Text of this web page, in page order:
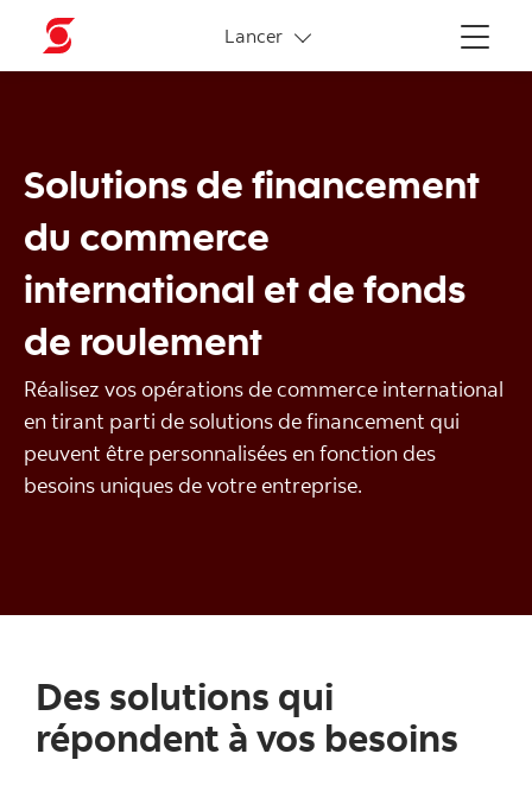
Menu
Lancer
Liens connexes
Solutions de financement
du commerce
international et de fonds
de roulement
Réalisez vos opérations de commerce international
en tirant parti de solutions de financement qui
peuvent être personnalisées en fonction des
besoins uniques de votre entreprise.
Des solutions qui
répondent à vos besoins